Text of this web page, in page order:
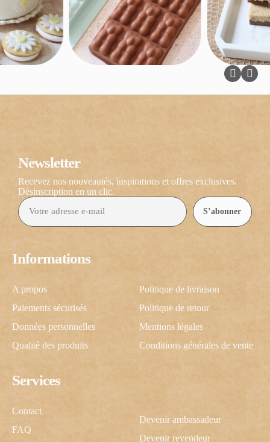
Services
Contact
FAQ
Devenir ambassadeur
Devenir revendeur
Informations
A propos
Paiements sécurisés
Données personnelles
Qualité des produits
Politique de livraison
Politique de retour
Mentions légales
Conditions générales de vente
Newsletter
Recevez nos nouveautés, inspirations et offres exclusives.
Désinscription en un clic.
S’abonner